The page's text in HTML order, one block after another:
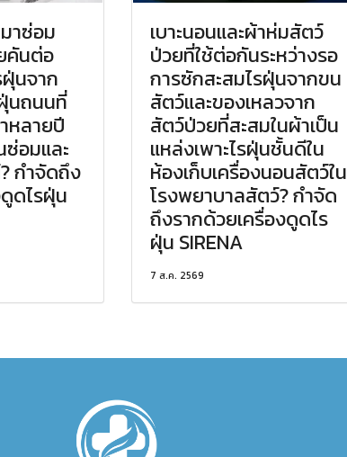
าซ่อม
คันต่อ
นจาก
นถนนที่
หลายปี
ซ่อมและ
กำจัดถึง
ดไรฝุ่น
เบาะนอนและผ้าห่มสัตว์
ป่วยที่ใช้ต่อกันระหว่างรอ
การซักสะสมไรฝุ่นจากขน
สัตว์และของเหลวจาก
สัตว์ป่วยที่สะสมในผ้าเป็น
แหล่งเพาะไรฝุ่นชั้นดีใน
ห้องเก็บเครื่องนอนสัตว์ใน
โรงพยาบาลสัตว์? กำจัด
ถึงรากด้วยเครื่องดูดไร
ฝุ่น SIRENA
7 ส.ค. 2569